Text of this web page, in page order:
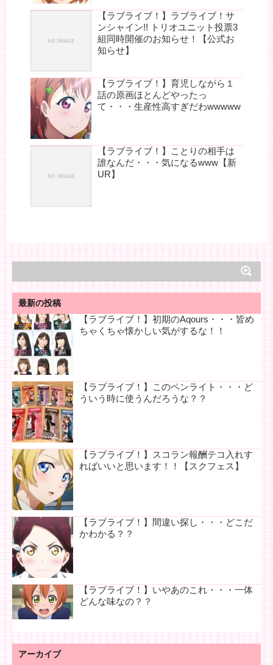
【ラブライブ！】ラブライブ！サ
ンシャイン!! トリオユニット投票3
組同時開催のお知らせ！【公式お
知らせ】
【ラブライブ！】育児しながら１
話の原画ほとんどやったっ
て・・・生産性高すぎだわwwwww
【ラブライブ！】ことりの相手は
誰なんだ・・・気になるwww【新
UR】
最新の投稿
【ラブライブ！】初期のAqours・・・皆め
ちゃくちゃ懐かしい気がするな！！
【ラブライブ！】このペンライト・・・ど
ういう時に使うんだろうな？？
【ラブライブ！】スコラン報酬テコ入れす
ればいいと思います！！【スクフェス】
【ラブライブ！】間違い探し・・・どこだ
かわかる？？
【ラブライブ！】いやあのこれ・・・一体
どんな味なの？？
アーカイブ